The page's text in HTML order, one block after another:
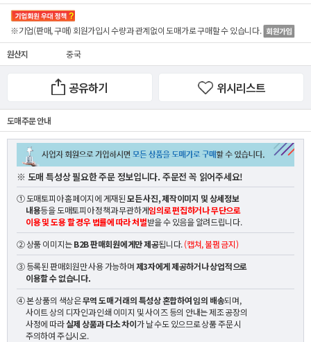
※기업(판매, 구매) 회원가입시 수량과 관계없이도매가로 구매할 수 있습니다.
원산지 중국
공유하기 위시리스트
도매 주문 안내
※ 도매 특성상 필요한 주문 정보입니다. 주문전 꼭 읽어주세요!
① 도매토피아 홈페이지에 게재된모든 사진, 제작이미지 및 상세정보
내용등을 도매토피아 정책과 무관하게임의로 편집하거나 무단으로
이용 및 도용 할 경우 법률에 따라 처벌받을 수 있음을 알려드립니다.
② 상품 이미지는B2B 판매회원에게만 제공됩니다.(캡쳐, 불펌 금지)
③ 등록된 판매회원만 사용 가능하며제3자에게 제공하거나 상업적으로
이용할 수 없습니다.
④ 본 상품의 색상은무역 도매 거래의 특성상 혼합하여 임의 배송되며,
사이트 상의 디자인과 인쇄 이미지 및 사이즈 등의 안내는 제조 공장의
사정에 따라실제 상품과 다소 차이가 날 수도 있으므로 상품 주문 시
주의하여 주십시오.